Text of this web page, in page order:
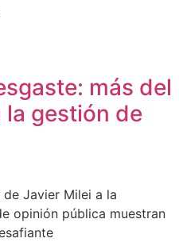
más del
la gestión de
Javier Milei a la
opinión pública muestran